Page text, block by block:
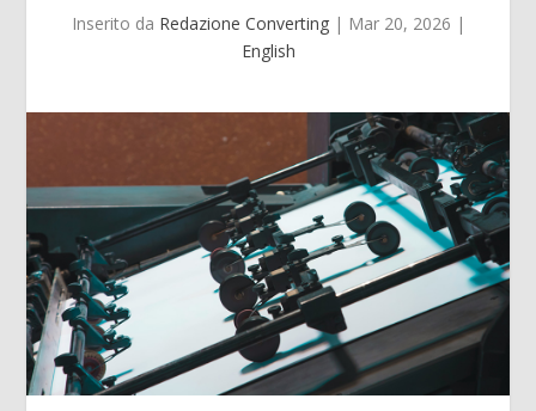
Inserito da Redazione Converting| Mar 20, 2026 |
English